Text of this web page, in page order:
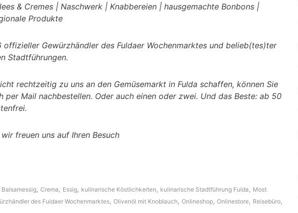
& Cremes | Naschwerk | Knabbereien | hausgemachte Bonbons |
Produkte
Gewürzhändler des Fuldaer Wochenmarktes und belieb(tes)ter
Stadtführungen.
rechtzeitig zu uns an den Gemüsemarkt in Fulda schaffen, können Sie
per Mail nachbestellen. Oder auch einen oder zwei. Und das Beste: ab 50
freuen uns auf Ihren Besuch
Balsamessig, Crema , Essig, kulinarische Köstlichkeiten , kulinarische Stadtführung Fulda , Most
des Fuldaer Wochenmarktes, Olivenöl mit Knoblauch , Onlineshop, Onlinestore, Reisebüro,